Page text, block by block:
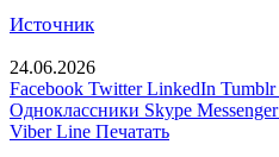
Источник
24.06.2026
Facebook Twitter LinkedIn Tumblr
Одноклассники Skype Messenger
Viber Line Печатать